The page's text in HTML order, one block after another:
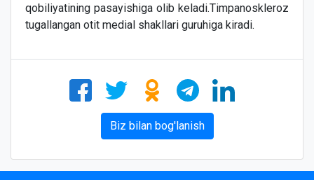
qobiliyatining pasayishiga olib keladi.Timpanoskleroz
tugallangan otit medial shakllari guruhiga kiradi.
Biz bilan bog'lanish